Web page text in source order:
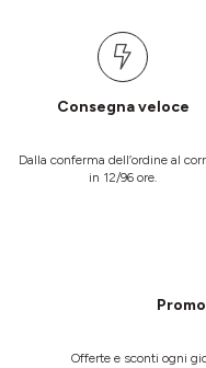
Consegna veloce
Dalla conferma dell’ordine al
in 12/96 ore.
Offerte e sconti ogni